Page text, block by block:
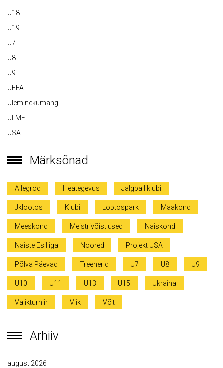
U18
U19
U7
U8
U9
UEFA
Üleminekumäng
ULME
USA
Märksõnad
Allegrod Heategevus Jalgpalliklubi
Jklootos Klubi Lootospark Maakond
Meeskond Meistrivõistlused Naiskond
Naiste Esiliiga Noored Projekt USA
Põlva Päevad Treenerid U7 U8 U9
U10 U11 U13 U15 Ukraina
Valikturniir Viik Võit
Arhiiv
august 2026